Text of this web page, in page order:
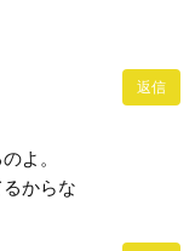
返信
よ。
からな